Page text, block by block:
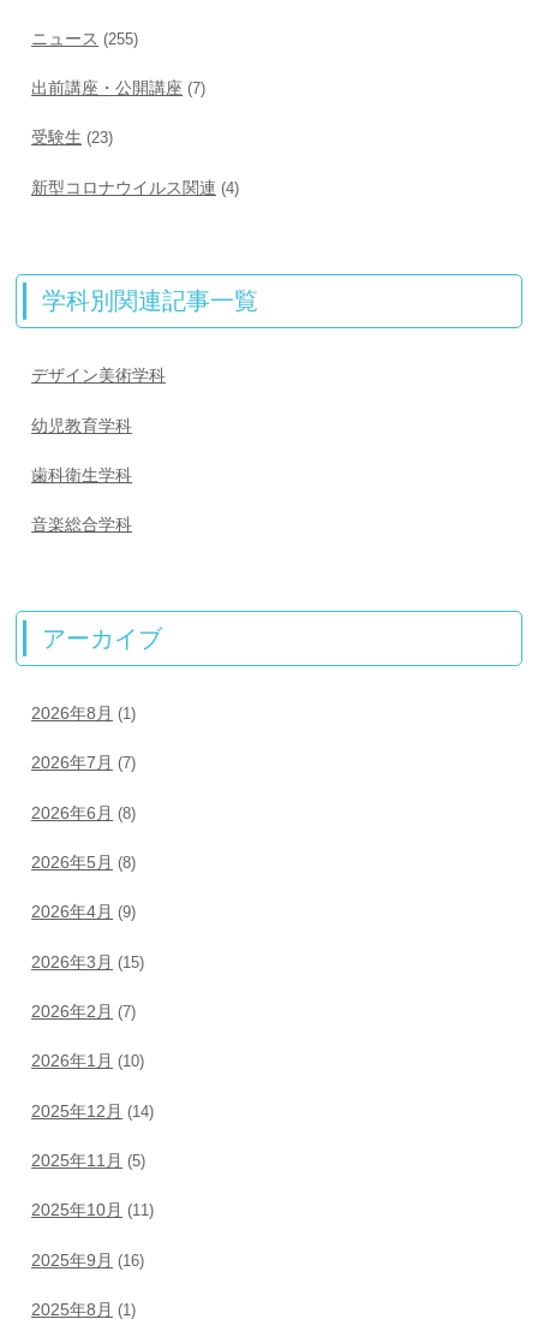
ニュース (255)
出前講座・公開講座 (7)
受験生 (23)
新型コロナウイルス関連 (4)
学科別関連記事一覧
デザイン美術学科
幼児教育学科
歯科衛生学科
音楽総合学科
アーカイブ
2026年8月 (1)
2026年7月 (7)
2026年6月 (8)
2026年5月 (8)
2026年4月 (9)
2026年3月 (15)
2026年2月 (7)
2026年1月 (10)
2025年12月 (14)
2025年11月 (5)
2025年10月 (11)
2025年9月 (16)
2025年8月 (1)